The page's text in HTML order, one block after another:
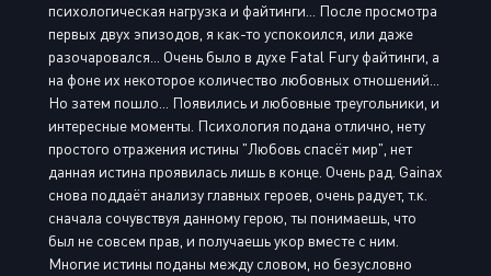
психологическая нагрузка и файтинги... После просмотра
первых двух эпизодов, я как-то успокоился, или даже
разочаровался... Очень было в духе Fatal Fury файтинги, а
на фоне их некоторое количество любовных отношений...
Но затем пошло... Появились и любовные треугольники, и
интересные моменты. Психология подана отлично, нету
простого отражения истины "Любовь спасёт мир", нет
данная истина проявилась лишь в конце. Очень рад. Gainax
снова поддаёт анализу главных героев, очень радует, т.к.
сначала сочувствуя данному герою, ты понимаешь, что
был не совсем прав, и получаешь укор вместе с ним.
Многие истины поданы между словом, но безусловно